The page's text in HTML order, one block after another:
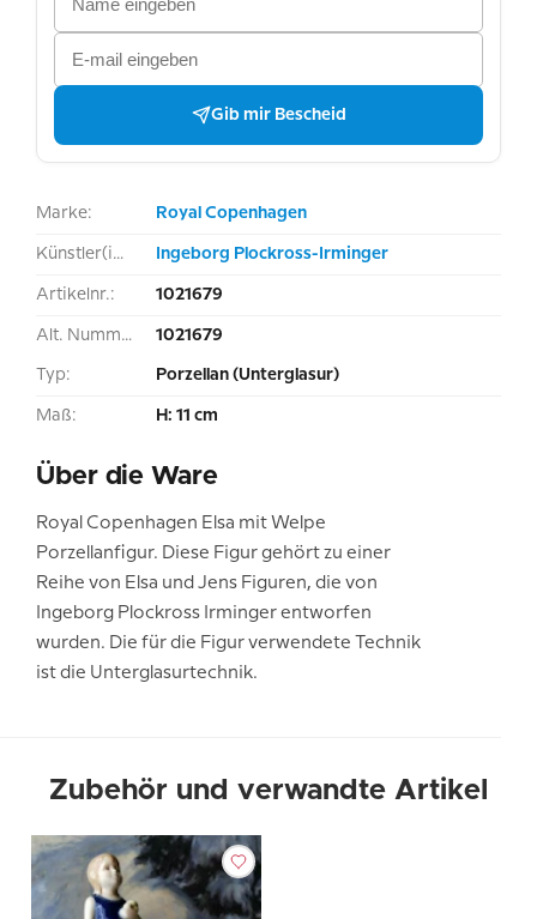
Gib mir Bescheid
Marke: Royal Copenhagen
Künstler(in): Ingeborg Plockross-Irminger
Artikelnr.: 1021679
Alt. Nummer: 1021679
Typ: Porzellan (Unterglasur)
Maß: H: 11 cm
Über die Ware
Royal Copenhagen Elsa mit Welpe
Porzellanfigur. Diese Figur gehört zu einer
Reihe von Elsa und Jens Figuren, die von
Ingeborg Plockross Irminger entworfen
wurden. Die für die Figur verwendete Technik
ist die Unterglasurtechnik.
Zubehör und verwandte Artikel